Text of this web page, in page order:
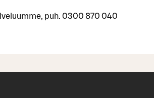
puh. 0300 870 040